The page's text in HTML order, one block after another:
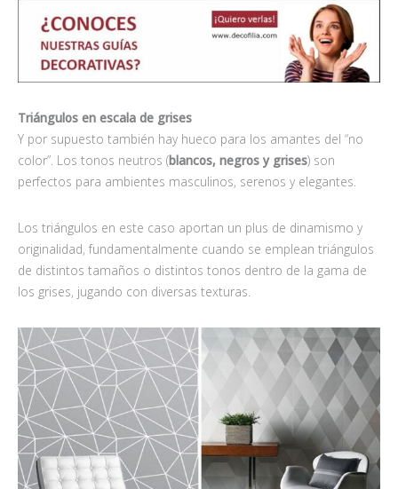
Triángulos en escala de grises
Y por supuesto también hay hueco para los amantes del “no
color”. Los tonos neutros (blancos, negros y grises) son
perfectos para ambientes masculinos, serenos y elegantes.
Los triángulos en este caso aportan un plus de dinamismo y
originalidad, fundamentalmente cuando se emplean triángulos
de distintos tamaños o distintos tonos dentro de la gama de
los grises, jugando con diversas texturas.